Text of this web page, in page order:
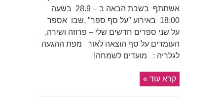
אשתתף בשבת הבאה ב – 28.9 בשעה
18:00 באירוע "על סף ספר" ,שבו אספר
על שני ספרים חדשים שלי – פרוזה ושירה,
העומדים על סף הוצאה לאור מפת ההגעה
לגלריה : מועדים לשמחה!
קרא עוד »